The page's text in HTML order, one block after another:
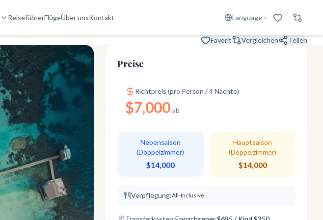
ReiseführerFlügeÜber unsKontakt Language
Favorit Vergleichen Teilen
Preise
Richtpreis (pro Person / 4 Nächte)
$7,000 ab
Nebensaison
(Doppelzimmer)
$14,000
Hauptsaison
(Doppelzimmer)
$14,000
Verpflegung:All-Inclusive